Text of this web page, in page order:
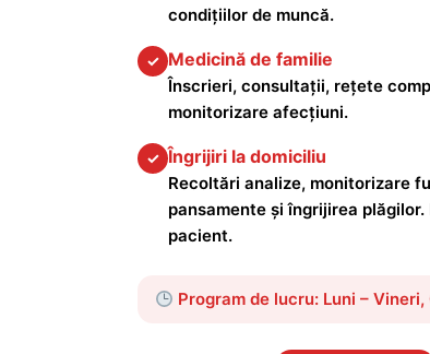
condițiilor de muncă.
✓ Medicină de familie
Înscrieri, consultații, rețete
monitorizare afecțiuni.
✓ Îngrijiri la domiciliu
Recoltări analize, monitorizare
pansamente și îngrijirea
pacient.
Program de lucru: Luni –